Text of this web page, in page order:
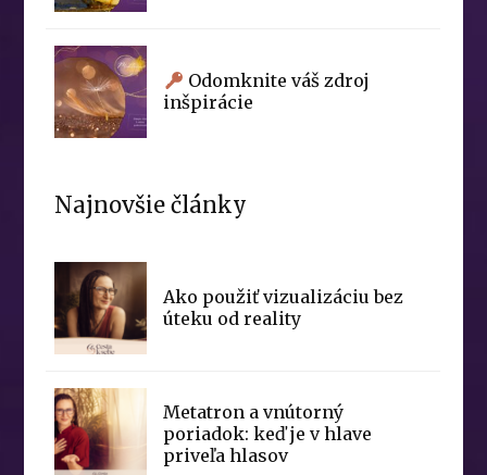
Odomknite váš zdroj
inšpirácie
Najnovšie články
Ako použiť vizualizáciu bez
úteku od reality
Metatron a vnútorný
poriadok: keď je v hlave
priveľa hlasov